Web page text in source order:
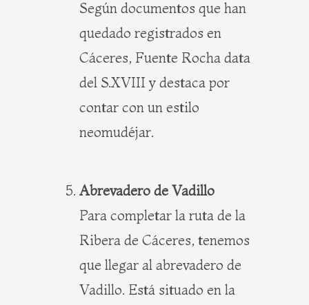
Según documentos que han
quedado registrados en
Cáceres, Fuente Rocha data
del S.XVIII y destaca por
contar con un estilo
neomudéjar.
Abrevadero de Vadillo
Para completar la ruta de la
Ribera de Cáceres, tenemos
que llegar al abrevadero de
Vadillo. Está situado en la